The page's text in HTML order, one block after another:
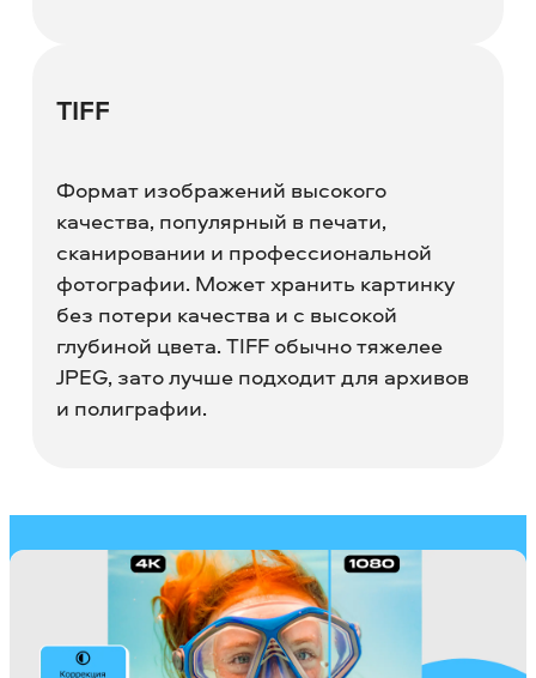
TIFF
Формат изображений высокого
качества, популярный в печати,
сканировании и профессиональной
фотографии. Может хранить картинку
без потери качества и с высокой
глубиной цвета. TIFF обычно тяжелее
JPEG, зато лучше подходит для архивов
и полиграфии.